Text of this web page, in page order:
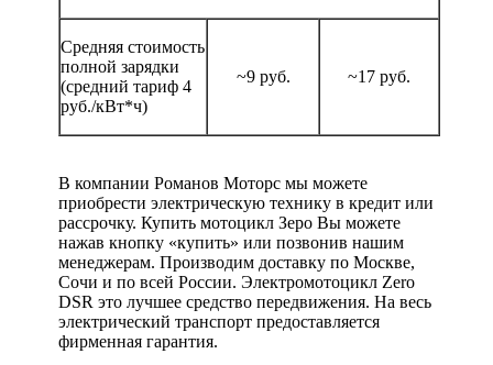
Средняя стоимость
полной зарядки
(средний тариф 4
руб./кВт*ч)
~9 руб. ~17 руб.
В компании Романов Моторс мы можете
приобрести электрическую технику в кредит или
рассрочку. Купить мотоцикл Зеро Вы можете
нажав кнопку «купить» или позвонив нашим
менеджерам. Производим доставку по Москве,
Сочи и по всей России. Электромотоцикл Zero
DSR это лучшее средство передвижения. На весь
электрический транспорт предоставляется
фирменная гарантия.